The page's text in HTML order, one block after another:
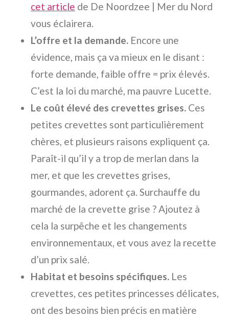
cet article de De Noordzee | Mer du Nord
vous éclairera.
L’offre et la demande. Encore une
évidence, mais ça va mieux en le disant :
forte demande, faible offre = prix élevés.
C’est la loi du marché, ma pauvre Lucette.
Le coût élevé des crevettes grises. Ces
petites crevettes sont particulièrement
chères, et plusieurs raisons expliquent ça.
Paraît-il qu’il y a trop de merlan dans la
mer, et que les crevettes grises,
gourmandes, adorent ça. Surchauffe du
marché de la crevette grise ? Ajoutez à
cela la surpêche et les changements
environnementaux, et vous avez la recette
d’un prix salé.
Habitat et besoins spécifiques. Les
crevettes, ces petites princesses délicates,
ont des besoins bien précis en matière